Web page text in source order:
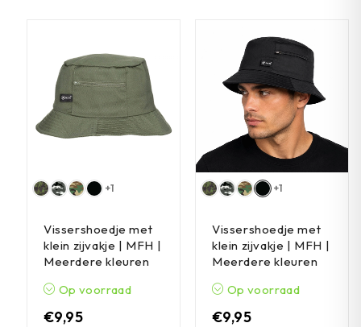
+1
Vissershoedje met
klein zijvakje | MFH |
Meerdere kleuren
Op voorraad
€9,95
+1
Vissershoedje met
klein zijvakje | MFH |
Meerdere kleuren
Op voorraad
€9,95